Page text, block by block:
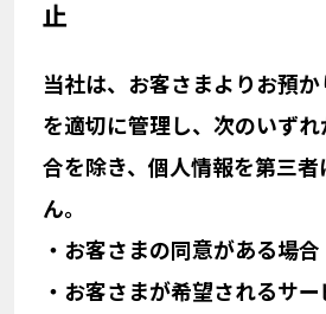
止
当社は、お客さまよりお預
を適切に管理し、次のいず
合を除き、個人情報を第三
ん。
・ お客さまの同意がある場合
・ お客さまが希望されるサ